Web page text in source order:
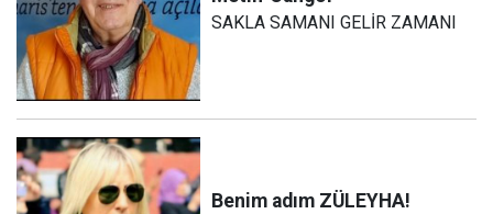
SAKLA SAMANI GELİR ZAMANI
Benim adım ZÜLEYHA!